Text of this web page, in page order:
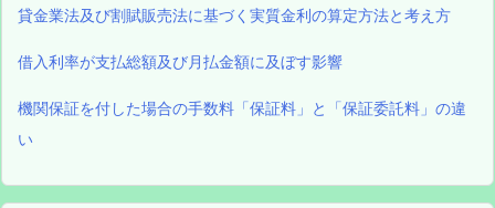
貸金業法及び割賦販売法に基づく実質金利の算定方法と考え方
借入利率が支払総額及び月払金額に及ぼす影響
機関保証を付した場合の手数料「保証料」と「保証委託料」の違
い